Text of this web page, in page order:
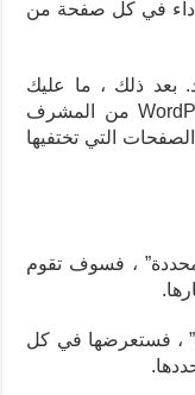
في كل صفحة من
بعد ذلك ، ما عليك
سوى الانتقال إلى قسم WordPress Widgets من المشرف
التي تختفيها
، فسوف تقوم
، فستعرضها في كل